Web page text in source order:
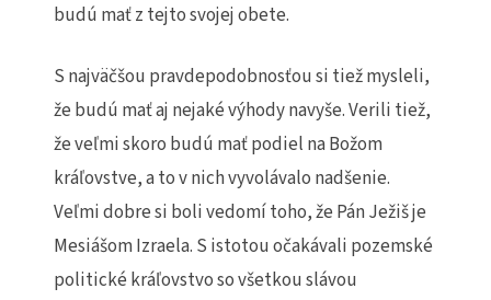
budú mať z tejto svojej obete.
S najväčšou pravdepodobnosťou si tiež mysleli,
že budú mať aj nejaké výhody navyše. Verili tiež,
že veľmi skoro budú mať podiel na Božom
kráľovstve, a to v nich vyvolávalo nadšenie.
Veľmi dobre si boli vedomí toho, že Pán Ježiš je
Mesiášom Izraela. S istotou očakávali pozemské
politické kráľovstvo so všetkou slávou